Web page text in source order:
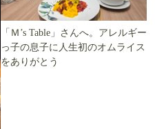
「Ｍ’s Table」さんへ。アレルギー
っ子の息子に人生初のオムライス
をありがとう